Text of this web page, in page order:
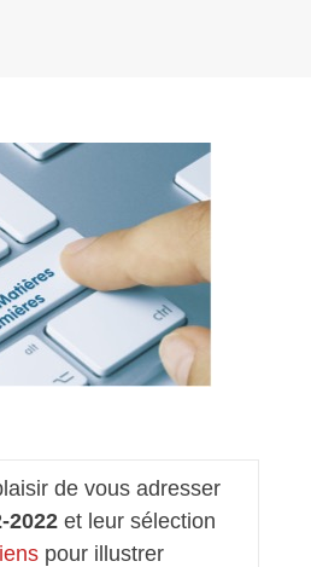
de vous adresser
2022et leur sélection
pour illustrer